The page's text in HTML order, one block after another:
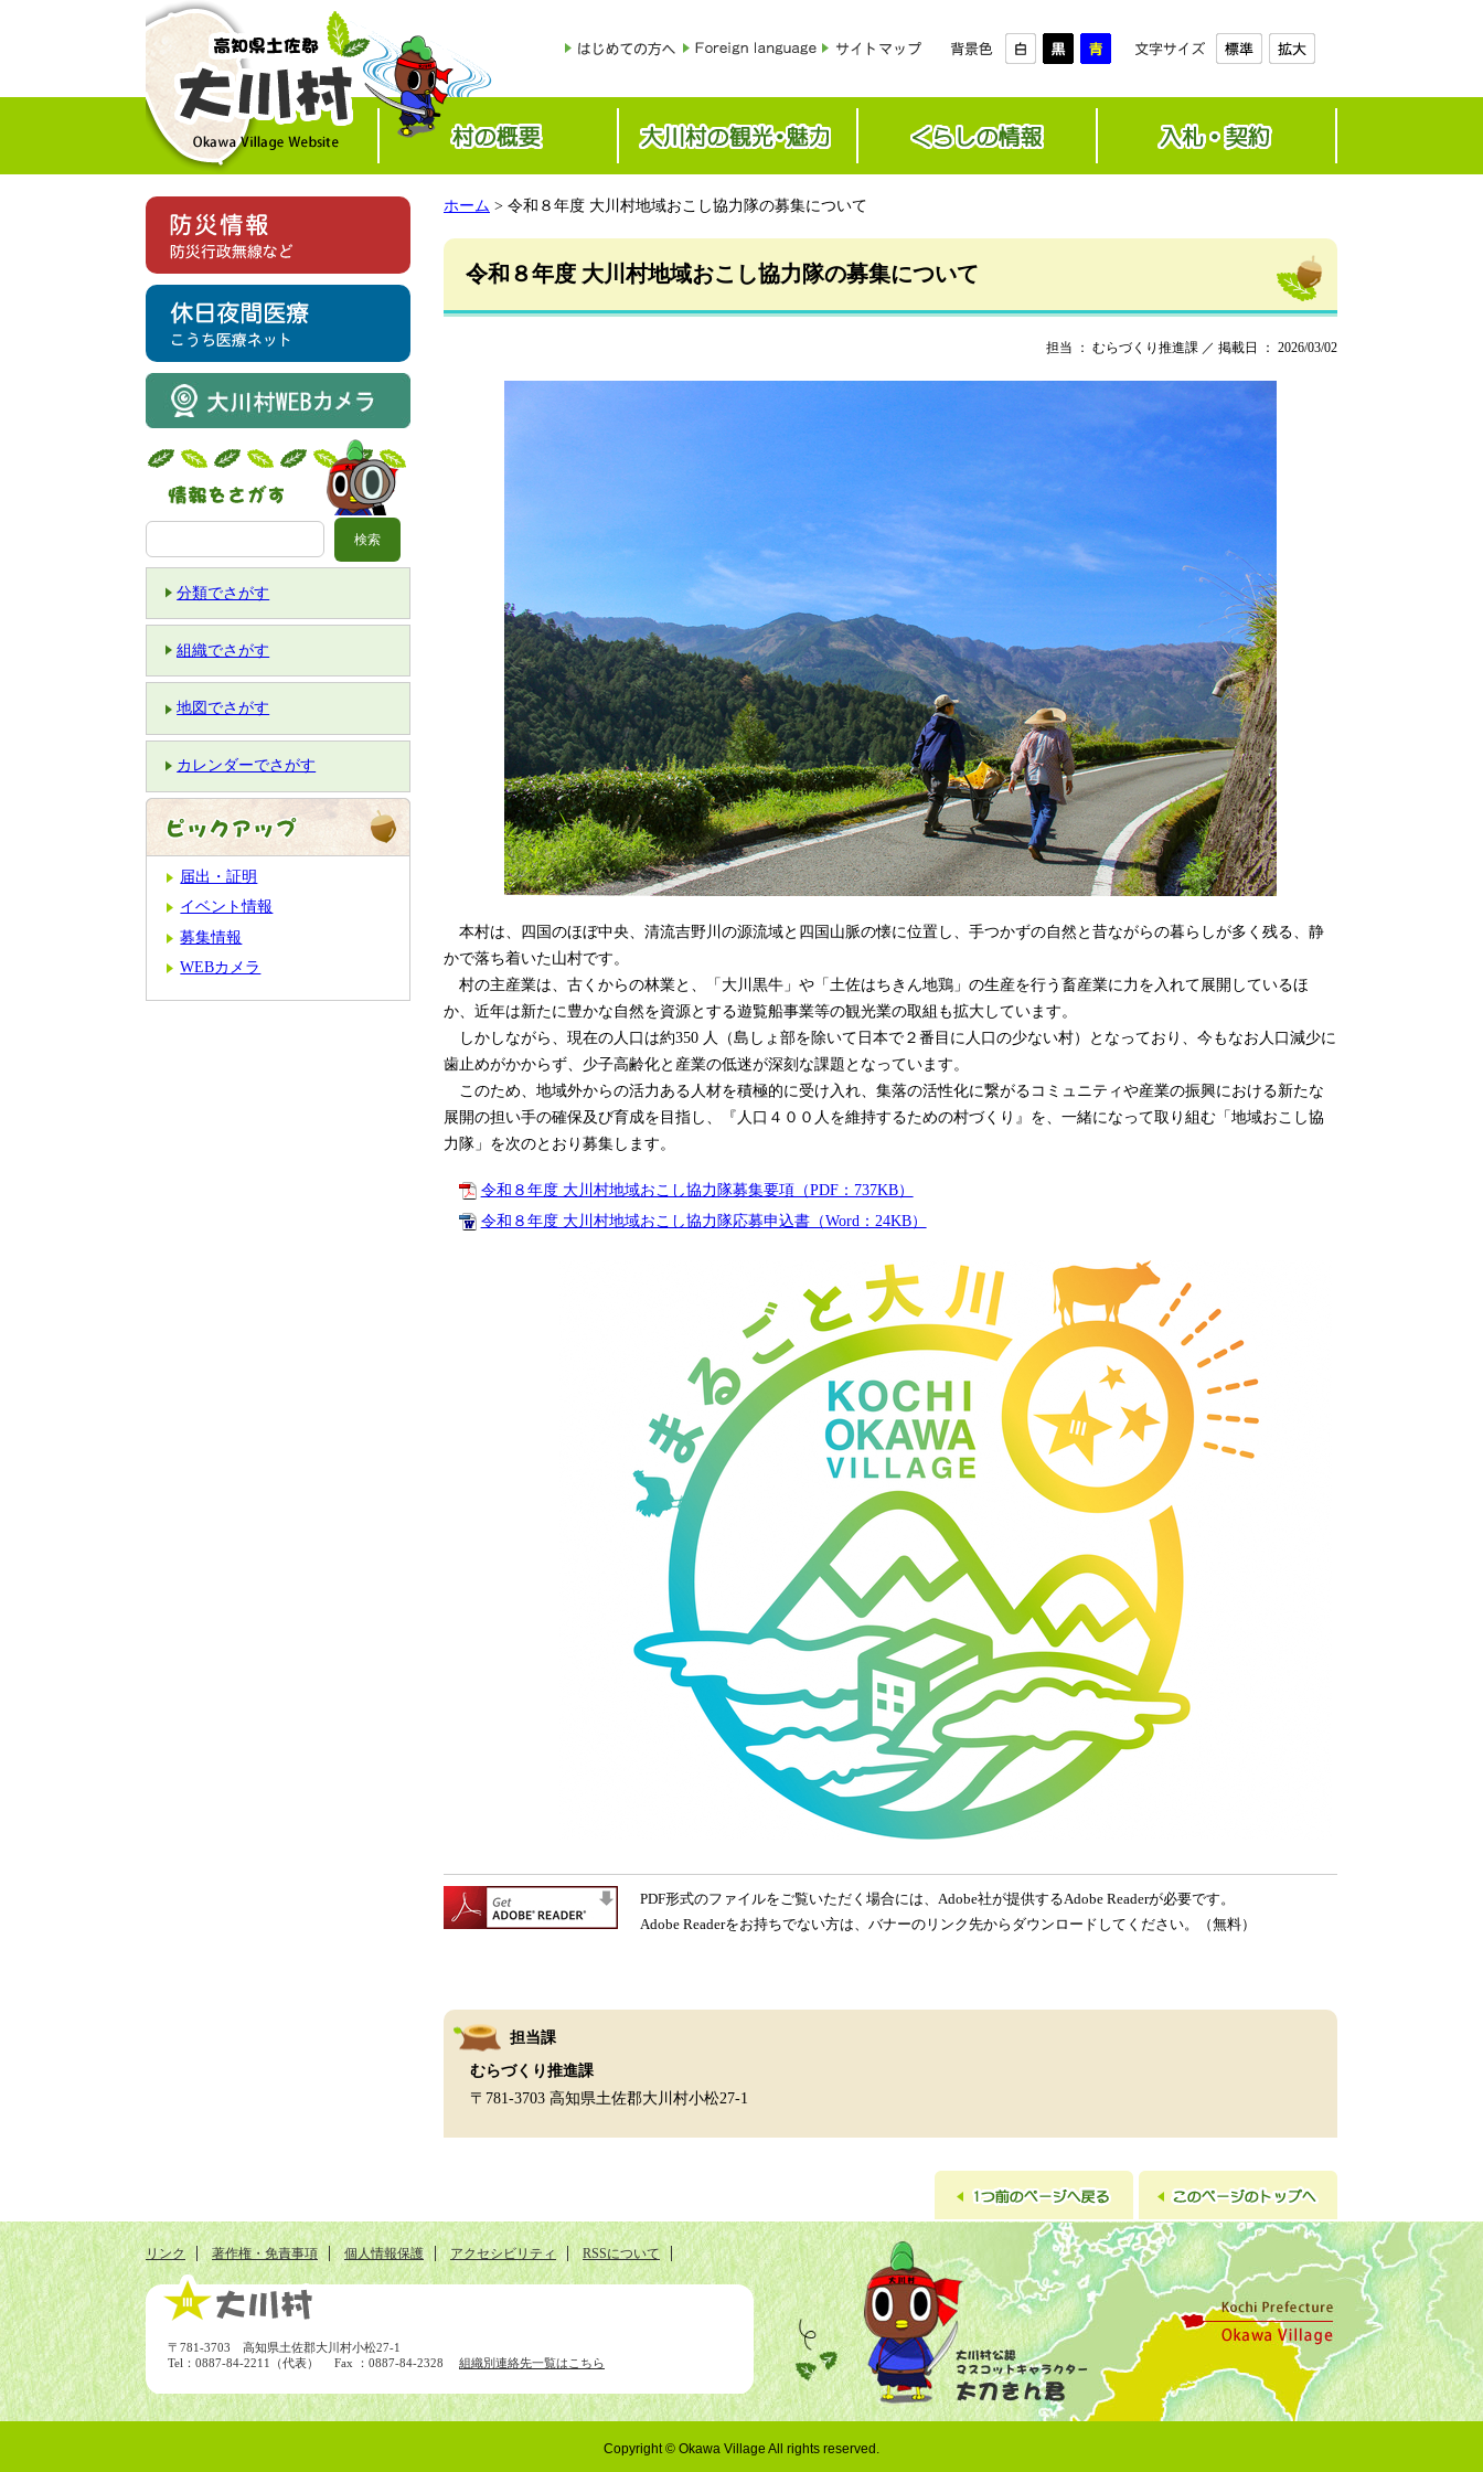
分類でさがす
組織でさがす
地図でさがす
カレンダーでさがす
届出・証明
イベント情報
募集情報
WEBカメラ
ホーム > 令和８年度 大川村地域おこし協力隊の募集について
令和８年度 大川村地域おこし協力隊の募集について
担当 ： むらづくり推進課 ／ 掲載日 ： 2026/03/02
本村は、四国のほぼ中央、清流吉野川の源流域と四国山脈の懐に位置し、手つかずの自然と昔ながらの暮らしが多く残る、静
かで落ち着いた山村です。
村の主産業は、古くからの林業と、「大川黒牛」や「土佐はちきん地鶏」の生産を行う畜産業に力を入れて展開しているほ
か、近年は新たに豊かな自然を資源とする遊覧船事業等の観光業の取組も拡大しています。
しかしながら、現在の人口は約350 人（島しょ部を除いて日本で２番目に人口の少ない村）となっており、今もなお人口減少に
歯止めがかからず、少子高齢化と産業の低迷が深刻な課題となっています。
このため、地域外からの活力ある人材を積極的に受け入れ、集落の活性化に繋がるコミュニティや産業の振興における新たな
展開の担い手の確保及び育成を目指し、『人口４００人を維持するための村づくり』を、一緒になって取り組む「地域おこし協
力隊」を次のとおり募集します。
令和８年度 大川村地域おこし協力隊募集要項（PDF：737KB）
令和８年度 大川村地域おこし協力隊応募申込書（Word：24KB）
PDF形式のファイルをご覧いただく場合には、Adobe社が提供するAdobe Readerが必要です。
Adobe Readerをお持ちでない方は、バナーのリンク先からダウンロードしてください。（無料）
担当課
むらづくり推進課
〒781-3703 高知県土佐郡大川村小松27-1
リンク 著作権・免責事項 個人情報保護 アクセシビリティ RSSについて
〒781-3703 高知県土佐郡大川村小松27-1
Tel：0887-84-2211（代表） Fax ：0887-84-2328 組織別連絡先一覧はこちら
Copyright © Okawa Village All rights reserved.